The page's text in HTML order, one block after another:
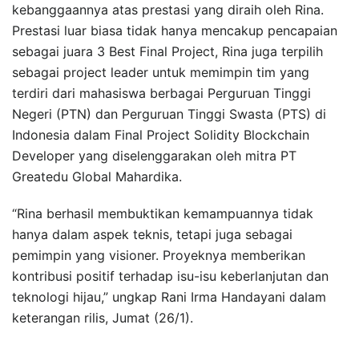
kebanggaannya atas prestasi yang diraih oleh Rina.
Prestasi luar biasa tidak hanya mencakup pencapaian
sebagai juara 3 Best Final Project, Rina juga terpilih
sebagai project leader untuk memimpin tim yang
terdiri dari mahasiswa berbagai Perguruan Tinggi
Negeri (PTN) dan Perguruan Tinggi Swasta (PTS) di
Indonesia dalam Final Project Solidity Blockchain
Developer yang diselenggarakan oleh mitra PT
Greatedu Global Mahardika.
“Rina berhasil membuktikan kemampuannya tidak
hanya dalam aspek teknis, tetapi juga sebagai
pemimpin yang visioner. Proyeknya memberikan
kontribusi positif terhadap isu-isu keberlanjutan dan
teknologi hijau,” ungkap Rani Irma Handayani dalam
keterangan rilis, Jumat (26/1).